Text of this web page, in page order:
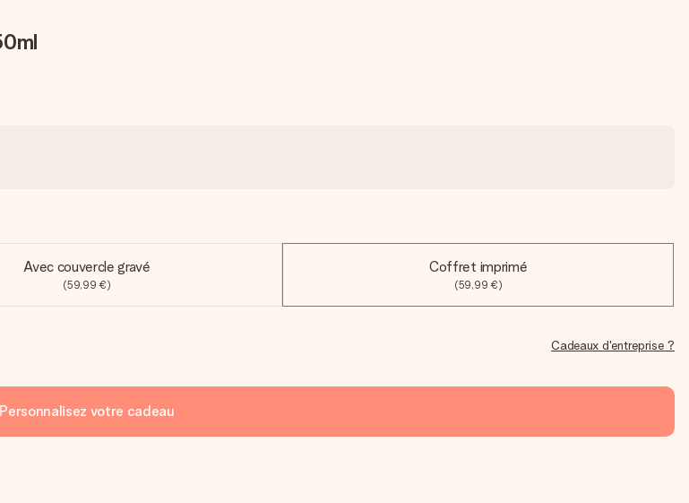
Avec couvercle gravé
(59,99 €)
Coffret imprimé
(59,99 €)
Cadeaux d'entreprise ?
Personnalisez votre cadeau